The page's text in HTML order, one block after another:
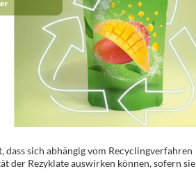
dass sich abhängig vom Recyclingverfahren
der Rezyklate auswirken können, sofern sie